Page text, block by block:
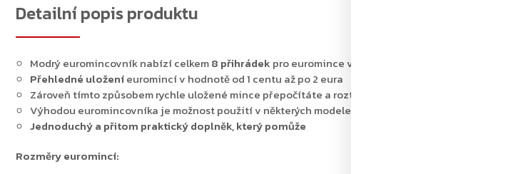
Detailní popis produktu
Modrý euromincovník nabízí celkem8 přihrádek pro euromince všech nominálních hodnot
Přehledné uloženíeuromincí v hodnotě od 1 centu až po 2 eura
Zároveň tímto způsobem rychle uložené mince přepočítáte a roztřídíte
Výhodou euromincovníka je možnost použití v některých modelech pokladniček
Jednoduchý a přitom praktický doplněk, který pomůže
Rozměry euromincí: